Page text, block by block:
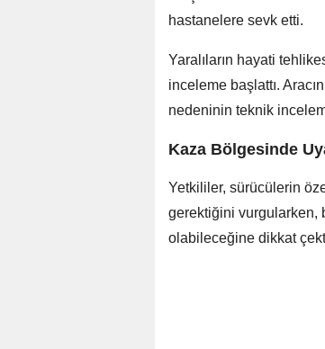
hastanelere sevk etti.
Yaralıların hayati
inceleme başlattı.
nedeninin teknik
Kaza Bölgesinde
Yetkililer, sürücülerin
gerektiğini vurgularken,
olabileceğine dikkat